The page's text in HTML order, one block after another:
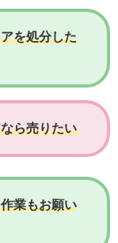
を処分した
ら売りたい
業もお願い